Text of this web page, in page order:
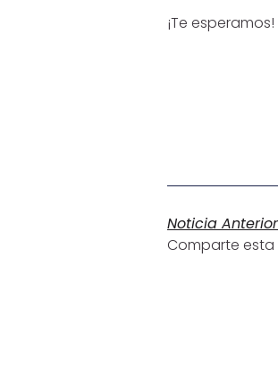
¡Te esperamos!
Noticia Anterior
Comparte esta